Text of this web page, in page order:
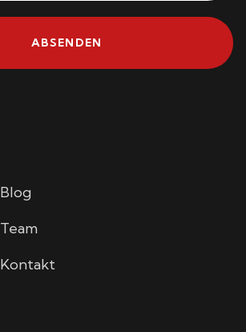
Blog
Team
Kontakt